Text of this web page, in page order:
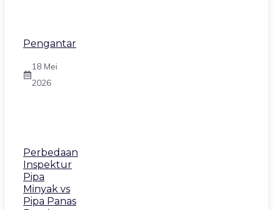
Pengantar
18 Mei
2026
Perbedaan
Inspektur
Pipa
Minyak vs
Pipa Panas